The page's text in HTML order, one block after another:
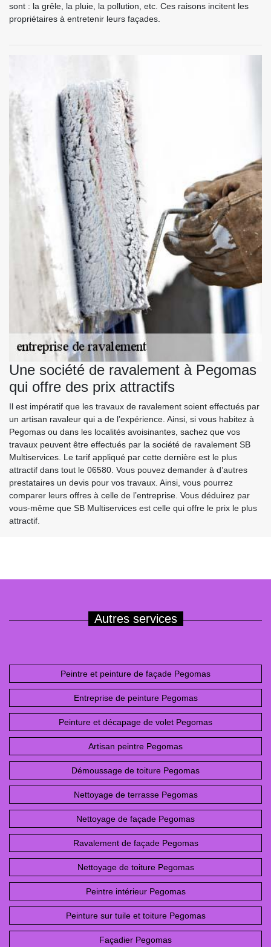
sont : la grêle, la pluie, la pollution, etc. Ces raisons incitent les
propriétaires à entretenir leurs façades.
Une société de ravalement à Pegomas
qui offre des prix attractifs
Il est impératif que les travaux de ravalement soient effectués par
un artisan ravaleur qui a de l’expérience. Ainsi, si vous habitez à
Pegomas ou dans les localités avoisinantes, sachez que vos
travaux peuvent être effectués par la société de ravalement SB
Multiservices. Le tarif appliqué par cette dernière est le plus
attractif dans tout le 06580. Vous pouvez demander à d’autres
prestataires un devis pour vos travaux. Ainsi, vous pourrez
comparer leurs offres à celle de l’entreprise. Vous déduirez par
vous-même que SB Multiservices est celle qui offre le prix le plus
attractif.
Autres services
Peintre et peinture de façade Pegomas
Entreprise de peinture Pegomas
Peinture et décapage de volet Pegomas
Artisan peintre Pegomas
Démoussage de toiture Pegomas
Nettoyage de terrasse Pegomas
Nettoyage de façade Pegomas
Ravalement de façade Pegomas
Nettoyage de toiture Pegomas
Peintre intérieur Pegomas
Peinture sur tuile et toiture Pegomas
Façadier Pegomas